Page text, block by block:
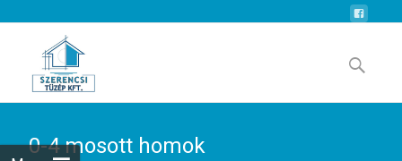
Search
0-4 mosott homok